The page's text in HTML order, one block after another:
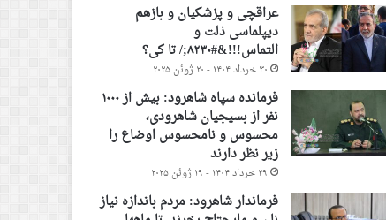
عراقچی و پزشکیان و بازهم
دیپلماسی ذلت و
التماس!!!&#۸۲۳۰;/ تا کی؟
۳۰ خرداد ۱۴۰۴ - ۲۰ ژوئن ۲۰۲۵
فرمانده سپاه شاهرود: بیش از ۱۰۰۰
نفر از بسیجیان شاهرودی،
محسوس و نامحسوس اوضاع را
زیر نظر دارند
۲۹ خرداد ۱۴۰۴ - ۱۹ ژوئن ۲۰۲۵
فرماندار شاهرود: مردم باندازه نیاز